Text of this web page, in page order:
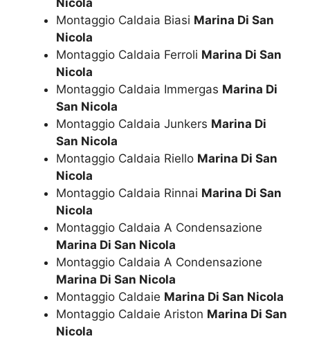
Nicola
Montaggio Caldaia Biasi Marina Di San
Nicola
Montaggio Caldaia Ferroli Marina Di San
Nicola
Montaggio Caldaia Immergas Marina Di
San Nicola
Montaggio Caldaia Junkers Marina Di
San Nicola
Montaggio Caldaia Riello Marina Di San
Nicola
Montaggio Caldaia Rinnai Marina Di San
Nicola
Montaggio Caldaia A Condensazione
Marina Di San Nicola
Montaggio Caldaia A Condensazione
Marina Di San Nicola
Montaggio Caldaie Marina Di San Nicola
Montaggio Caldaie Ariston Marina Di San
Nicola